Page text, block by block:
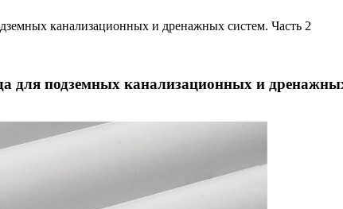
канализационных и дренажных систем. Часть 2
для подземных канализационных и